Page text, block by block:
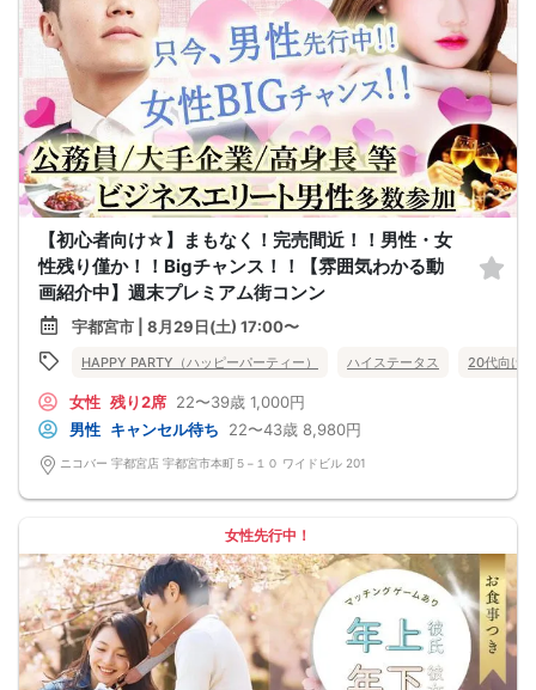
【初心者向け☆】まもなく！完売間近！！男性・女
性残り僅か！！Bigチャンス！！【雰囲気わかる動
画紹介中】週末プレミアム街コンン
宇都宮市 | 8月29日(土) 17:00〜
HAPPY PARTY（ハッピーパーティー） ハイステータス 20代向け
女性 残り2席 22〜39歳 1,000円
男性 キャンセル待ち 22〜43歳 8,980円
ニコバー 宇都宮店 宇都宮市本町５−１０ ワイドビル 201
女性先行中！